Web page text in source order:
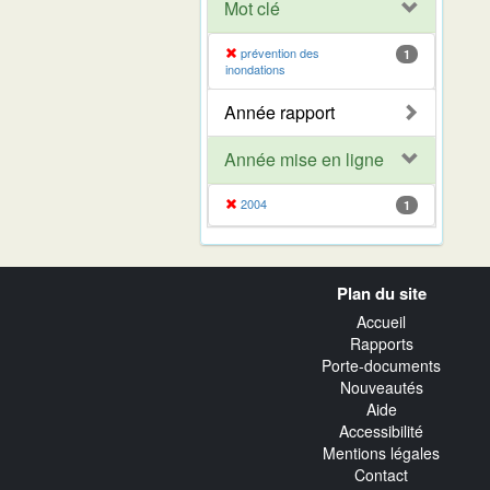
Mot clé
prévention des
inondations
1
Année rapport
Année mise en ligne
2004 1
Plan du site
Accueil
Rapports
Porte-documents
Nouveautés
Aide
Accessibilité
Mentions légales
Contact